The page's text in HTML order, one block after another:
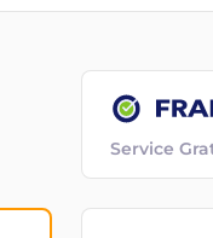
Service